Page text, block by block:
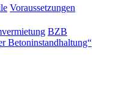
Voraussetzungen
BZB
Betoninstandhaltung“